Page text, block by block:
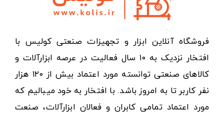
فروشگاه آنلاین ابزار و تجهیزات صنعتی کولیس با
افتخار نزدیک به ۱۰ سال فعالیت در عرصه ابزارآلات و
کالاهای صنعتی توانسته مورد اعتماد بیش از ۱۲۰ هزار
نفر کاربر تا به امروز باشد. با افتخار به خود میبالیم که
مورد اعتماد تمامی کابران و فعالان ابزارآلات، صنعت